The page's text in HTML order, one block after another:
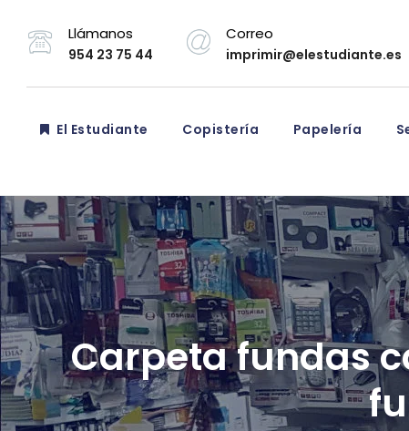
Llámanos
954 23 75 44
Correo
imprimir@elestudiante.es
El Estudiante Copistería Papelería
Carpeta fundas